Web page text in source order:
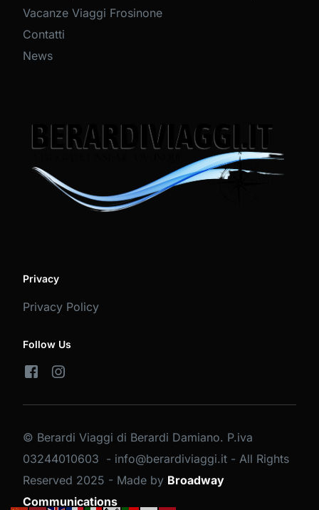
Vacanze Viaggi Frosinone
Contatti
News
Privacy
Privacy Policy
Follow Us
© Berardi Viaggi di Berardi Damiano. P.iva
03244010603 - info@berardiviaggi.it - All Rights
Reserved 2025 - Made by Broadway
Communications